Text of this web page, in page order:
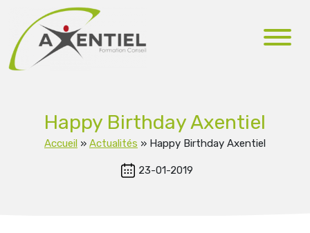
Happy Birthday Axentiel
Accueil » Actualités » Happy Birthday Axentiel
23-01-2019